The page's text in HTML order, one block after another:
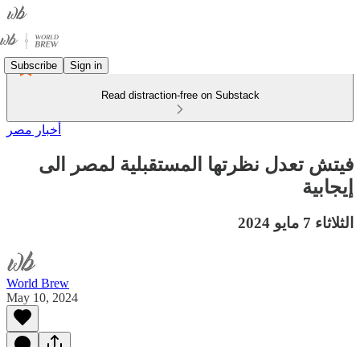
Subscribe Sign in
Read distraction-free on Substack
أخبار مصر
فيتش تعدل نظرتها المستقبلية لمصر الى
إيجابية
الثلاثاء 7 مايو 2024
World Brew
May 10, 2024